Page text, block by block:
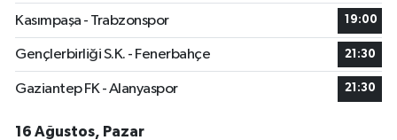
Kasımpaşa - Trabzonspor 19:00
Gençlerbirliği S.K. - Fenerbahçe 21:30
Gaziantep FK - Alanyaspor 21:30
16 Ağustos, Pazar